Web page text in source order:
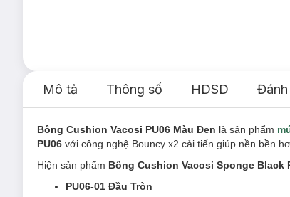
Mô tả Thông số HDSD Đánh
Bông Cushion Vacosi PU06 Màu Đen là sản phẩm
PU06 với công nghệ Bouncy x2 cải tiến giúp nền bền
Hiện sản phẩm Bông Cushion Vacosi Sponge Black
PU06-01 Đầu Tròn